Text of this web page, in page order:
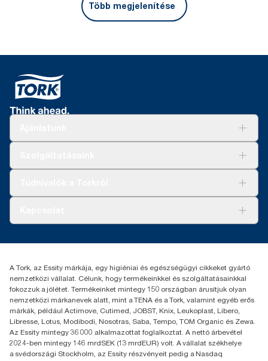
Több megjelenítése
+36 1 392 2176
H-1021 Budapest
Budakeszi út 51.
A Tork, az Essity márkája, egy higiéniai és egészségügyi cikkeket gyártó
nemzetközi vállalat. Célunk, hogy termékeinkkel és szolgáltatásainkkal
fokozzuk a jólétet. Termékeinket mintegy 150 országban árusítjuk olyan
nemzetközi márkanevek alatt, mint a TENA és a Tork, valamint egyéb erős
márkák, például Actimove, Cutimed, JOBST, Knix, Leukoplast, Libero,
Libresse, Lotus, Modibodi, Nosotras, Saba, Tempo, TOM Organic és Zewa.
Az Essity mintegy 36 000 alkalmazottat foglalkoztat. A nettó árbevétel
2024-ben mintegy 146 mrdSEK (13 mrdEUR) volt. A vállalat székhelye
a svédországi Stockholm, az Essity részvényeit pedig a Nasdaq